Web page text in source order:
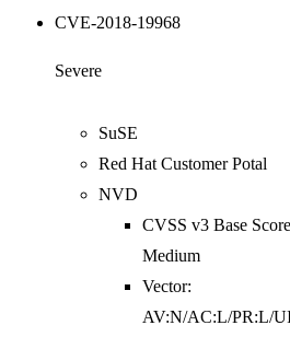
CVE-2018-19968
Severe
SuSE
Red Hat Customer Potal
NVD
CVSS v3 Base
Medium
Vector:
AV:N/AC:L/PR:L/